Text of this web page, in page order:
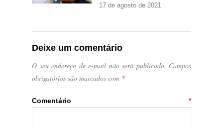
17 de agosto de 2021
Deixe um comentário
O seu endereço de e-mail não será publicado. Campos
obrigatórios são marcados com *
Comentário *